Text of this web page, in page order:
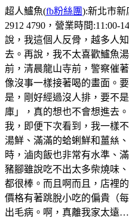
超人鱸魚(fb粉絲團):新北市新
2912 4790，營業時間:11:00-
說，我這個人反骨，越多人
去。再說，我不太喜歡鱸魚
前，清晨龍山寺前，警察催
像沒事一樣接著喝的畫面。
是，剛好經過沒人排，要不
庫」，真的想也不會想進去
我，即便下次看到，我一樣
湯鮮、滿滿的蛤蜊鮮和薑𢇃
時，滷肉飯也非常有水準、
豬腳雖說吃不出太多柴燒味
都很棒。而且啊而且，店裡
價格有著跳脫小吃的偏貴（
出毛病。啊，真離我家太遠